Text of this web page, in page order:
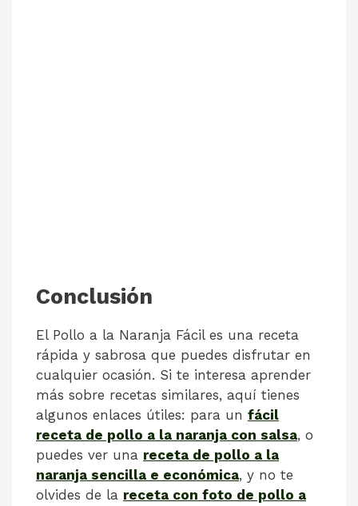
Conclusión
El Pollo a la Naranja Fácil es una receta
rápida y sabrosa que puedes disfrutar en
cualquier ocasión. Si te interesa aprender
más sobre recetas similares, aquí tienes
algunos enlaces útiles: para un fácil
receta de pollo a la naranja con salsa, o
puedes ver una receta de pollo a la
naranja sencilla e económica, y no te
olvides de la receta con foto de pollo a